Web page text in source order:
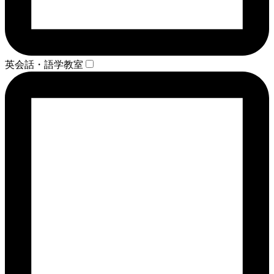
英会話・語学教室